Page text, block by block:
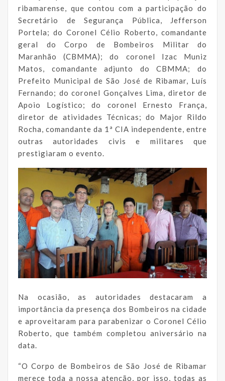
ribamarense, que contou com a participação do
Secretário de Segurança Pública, Jefferson
Portela; do Coronel Célio Roberto, comandante
geral do Corpo de Bombeiros Militar do
Maranhão (CBMMA); do coronel Izac Muniz
Matos, comandante adjunto do CBMMA; do
Prefeito Municipal de São José de Ribamar, Luís
Fernando; do coronel Gonçalves Lima, diretor de
Apoio Logístico; do coronel Ernesto França,
diretor de atividades Técnicas; do Major Rildo
Rocha, comandante da 1ª CIA independente, entre
outras autoridades civis e militares que
prestigiaram o evento.
Na ocasião, as autoridades destacaram a
importância da presença dos Bombeiros na cidade
e aproveitaram para parabenizar o Coronel Célio
Roberto, que também completou aniversário na
data.
“O Corpo de Bombeiros de São José de Ribamar
merece toda a nossa atenção, por isso, todas as